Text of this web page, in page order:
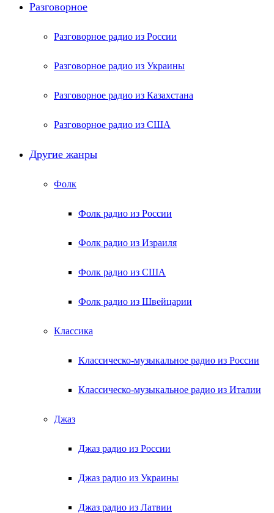
Разговорное
Разговорное радио из России
Разговорное радио из Украины
Разговорное радио из Казахстана
Разговорное радио из США
Другие жанры
Фолк
Фолк радио из России
Фолк радио из Израиля
Фолк радио из США
Фолк радио из Швейцарии
Классика
Классическо-музыкальное радио из России
Классическо-музыкальное радио из Италии
Джаз
Джаз радио из России
Джаз радио из Украины
Джаз радио из Латвии